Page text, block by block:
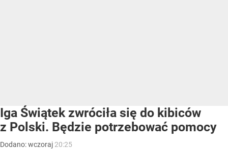
Iga Świątek zwróciła się do kibiców
z Polski. Będzie potrzebować pomocy
Dodano:wczoraj 20:25